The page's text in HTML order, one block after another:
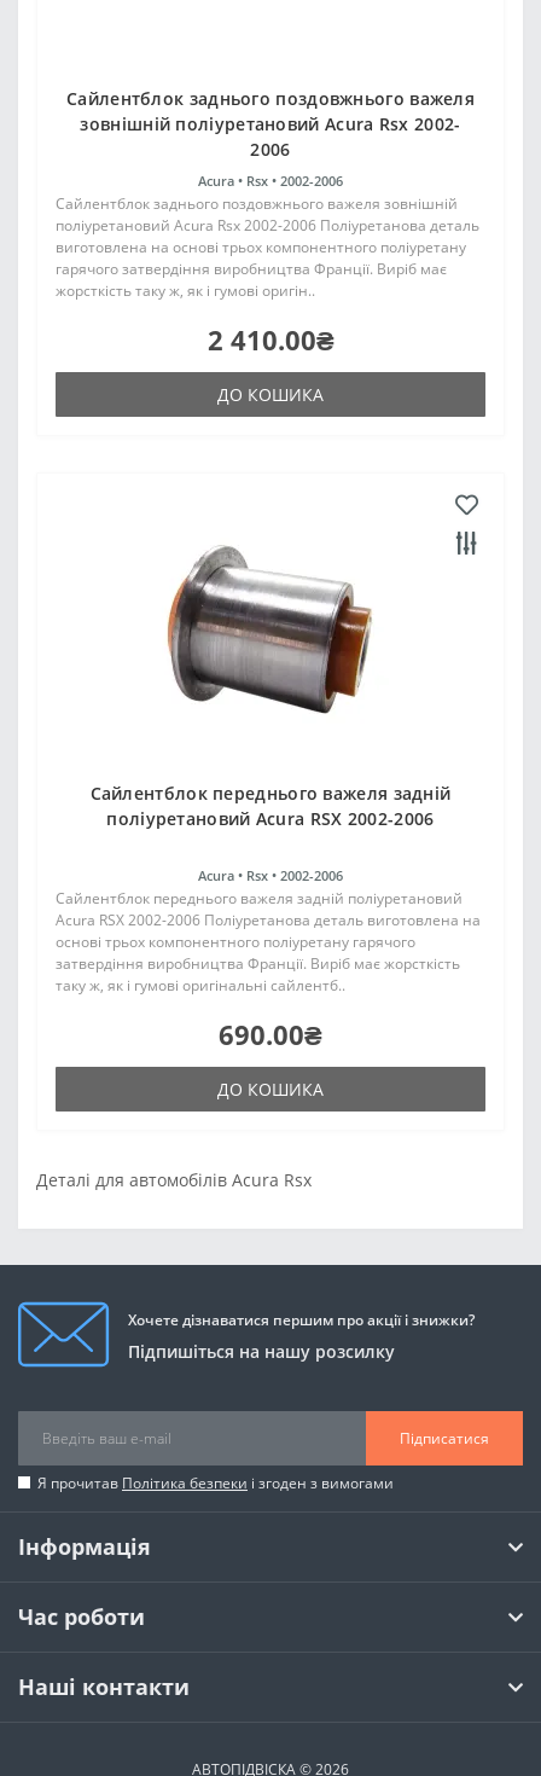
Сайлентблок заднього поздовжнього важеля
зовнішній поліуретановий Acura Rsx 2002-
2006
Acura • Rsx • 2002-2006
Сайлентблок заднього поздовжнього важеля зовнішній
поліуретановий Acura Rsx 2002-2006 Поліуретанова деталь
виготовлена на основі трьох компонентного поліуретану
гарячого затвердіння виробництва Франції. Виріб має
жорсткість таку ж, як і гумові оригін..
2 410.00₴
ДО КОШИКА
Сайлентблок переднього важеля задній
поліуретановий Acura RSX 2002-2006
Acura • Rsx • 2002-2006
Сайлентблок переднього важеля задній поліуретановий
Acura RSX 2002-2006 Поліуретанова деталь виготовлена на
основі трьох компонентного поліуретану гарячого
затвердіння виробництва Франції. Виріб має жорсткість
таку ж, як і гумові оригінальні сайлентб..
690.00₴
ДО КОШИКА
Деталі для автомобілів Acura Rsx
Хочете дізнаватися першим про акції і знижки?
Підпишіться на нашу розсилку
Підписатися
Я прочитав Політика безпеки і згоден з вимогами
Інформація
Час роботи
Наші контакти
АВТОПІДВІСКА © 2026